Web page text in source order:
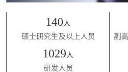
140 人
硕士研究生及以上人员
副
1029 人
研发人员